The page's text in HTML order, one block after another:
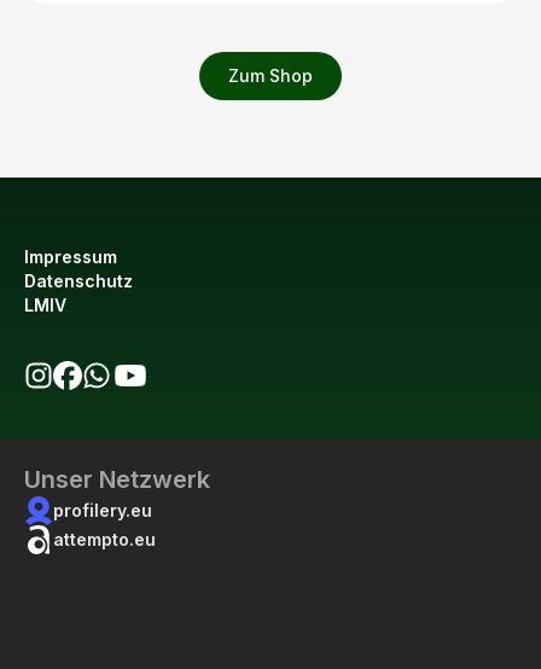
Zum Shop
Impressum
Datenschutz
LMIV
Unser Netzwerk
profilery.eu
attempto.eu